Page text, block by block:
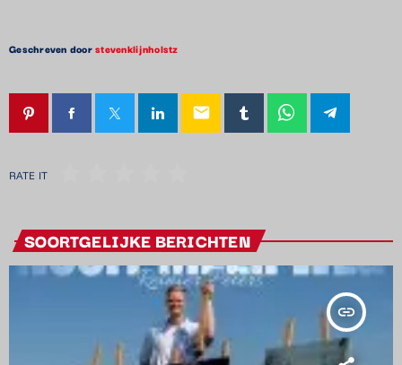
Geschreven doorstevenklijnholstz
email
RATE IT
SOORTGELIJKE BERICHTEN
insert_link